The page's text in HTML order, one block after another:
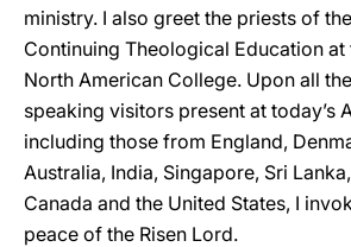
ministry. I also greet the priests of
Continuing Theological Education at
North American College. Upon all
speaking visitors present at today’s
including those from England,
Australia, India, Singapore, Sri
Canada and the United States, I
peace of the Risen Lord.